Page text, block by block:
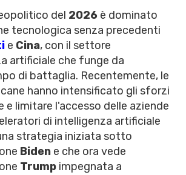
del 2026 è dominato
tecnologica senza precedenti
e Cina, con il settore
artificiale che funge da
di battaglia. Recentemente, le
hanno intensificato gli sforzi
e limitare l'accesso delle aziende
di intelligenza artificiale
strategia iniziata sotto
Biden e che ora vede
Trump impegnata a